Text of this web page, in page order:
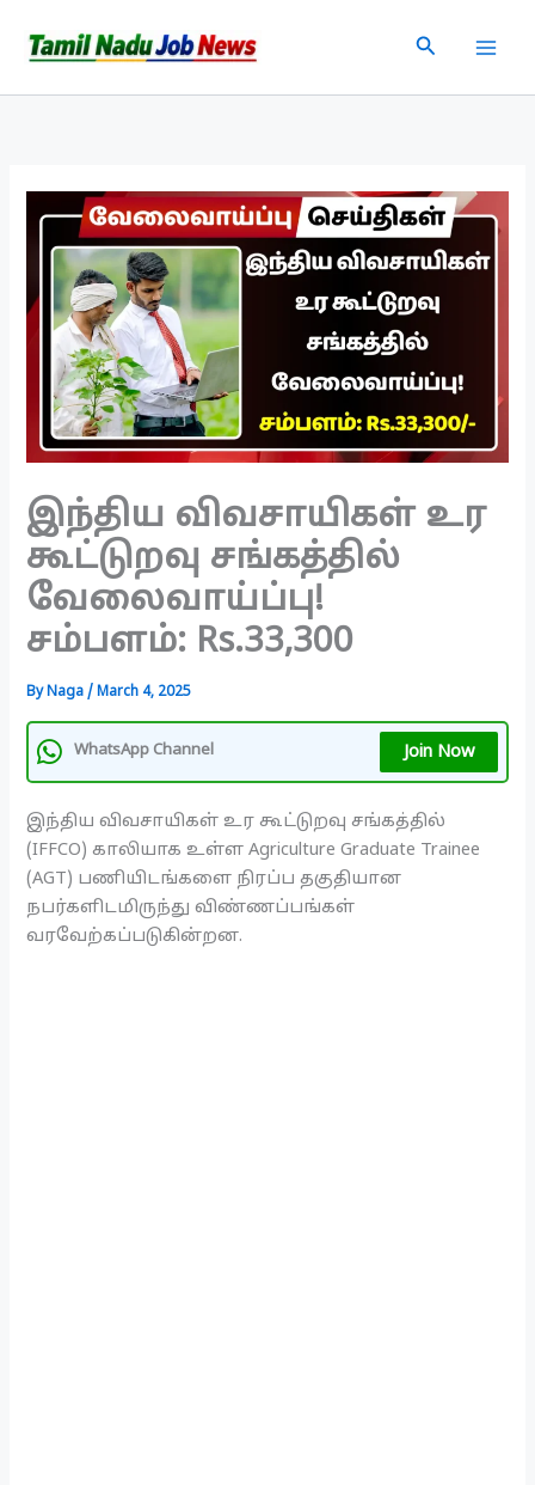
Search
இந்திய விவசாயிகள் உர
கூட்டுறவு சங்கத்தில்
வேலைவாய்ப்பு!
சம்பளம்: Rs.33,300
ByNaga/March 4, 2025
WhatsApp Channel Join Now
இந்திய விவசாயிகள் உர கூட்டுறவு சங்கத்தில்
(IFFCO) காலியாக உள்ள Agriculture Graduate Trainee
(AGT) பணியிடங்களை நிரப்ப தகுதியான
நபர்களிடமிருந்து விண்ணப்பங்கள்
வரவேற்கப்படுகின்றன.